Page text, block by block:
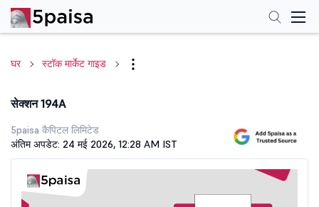
घर स्टॉक मार्केट गाइड
सेक्शन 194A
5paisa कैपिटल लिमिटेड
अंतिम अपडेट: 24 मई 2026, 12:28 AM IST